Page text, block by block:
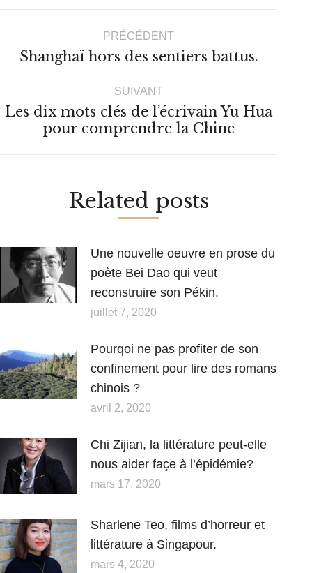
Navigation
article
PRÉCÉDENT
Article
:
Shanghaï hors des sentiers battus.
SUIVANT
Article
suivant
Les dix mots clés de l’écrivain Yu Hua
pour comprendre la Chine
Related posts
Une nouvelle oeuvre en prose du
poète Bei Dao qui veut
reconstruire son Pékin.
juillet 7, 2020
Pourqoi ne pas profiter de son
confinement pour lire des romans
chinois ?
avril 2, 2020
Chi Zijian, la littérature peut-elle
nous aider façe à l’épidémie?
mars 17, 2020
Sharlene Teo, films d’horreur et
littérature à Singapour.
mars 4, 2020